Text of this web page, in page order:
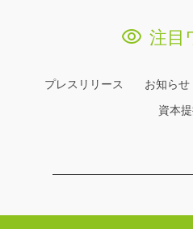
注目
プレスリリース お知らせ
資本